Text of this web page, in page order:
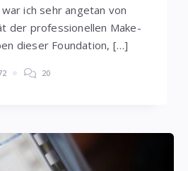
ich sehr angetan von
der professionellen Make-
dieser Foundation, […]
20